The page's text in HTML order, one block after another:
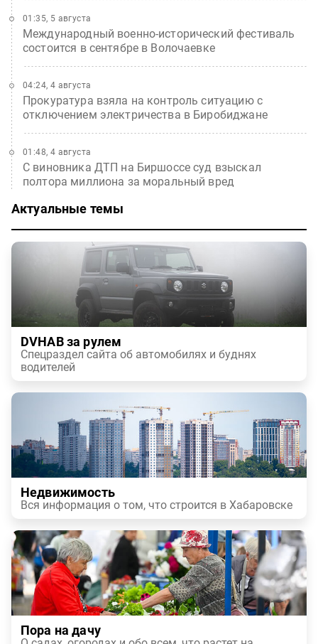
Международный военно-исторический фестиваль
состоится в сентябре в Волочаевке
01:35, 5 августа
Прокуратура взяла на контроль ситуацию с
отключением электричества в Биробиджане
04:24, 4 августа
С виновника ДТП на Биршоссе суд взыскал
полтора миллиона за моральный вред
01:48, 4 августа
Актуальные темы
DVHAB за рулем
Спецраздел сайта об автомобилях и буднях
водителей
Недвижимость
Вся информация о том, что строится в Хабаровске
Пора на дачу